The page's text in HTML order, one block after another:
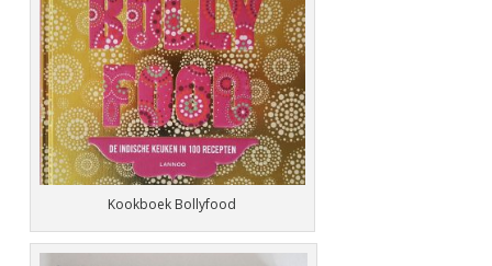
Kookboek Bollyfood